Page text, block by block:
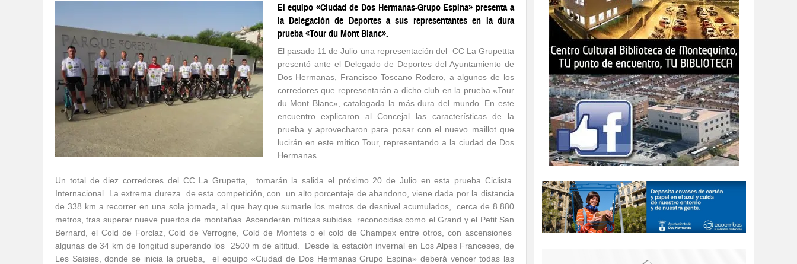
El equipo «Ciudad de Dos Hermanas-Grupo Espina» presenta a
la Delegación de Deportes a sus representantes en la dura
prueba «Tour du Mont Blanc».
El pasado 11 de Julio una representación del CC La Grupettta
presentó ante el Delegado de Deportes del Ayuntamiento de
Dos Hermanas, Francisco Toscano Rodero, a algunos de los
corredores que representarán a dicho club en la prueba «Tour
du Mont Blanc», catalogada la más dura del mundo. En este
encuentro explicaron al Concejal las características de la
prueba y aprovecharon para posar con el nuevo maillot que
lucirán en este mítico Tour, representando a la ciudad de Dos
Hermanas.
Un total de diez corredores del CC La Grupetta, tomarán la salida el próximo 20 de Julio en esta prueba Ciclista
Internacional. La extrema dureza de esta competición, con un alto porcentaje de abandono, viene dada por la distancia
de 338 km a recorrer en una sola jornada, al que hay que sumarle los metros de desnivel acumulados, cerca de 8.880
metros, tras superar nueve puertos de montañas. Ascenderán míticas subidas reconocidas como el Grand y el Petit San
Bernard, el Cold de Forclaz, Cold de Verrogne, Cold de Montets o el cold de Champex entre otros, con ascensiones
algunas de 34 km de longitud superando los 2500 m de altitud. Desde la estación invernal en Los Alpes Franceses, de
Les Saisies, donde se inicia la prueba, el equipo «Ciudad de Dos Hermanas Grupo Espina» deberá vencer todas las